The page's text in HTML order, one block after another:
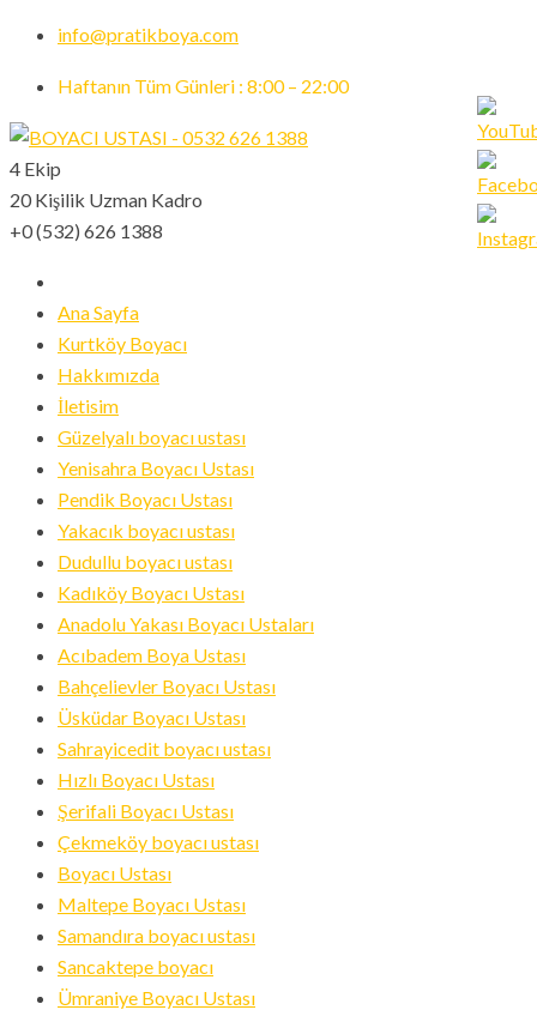
info@pratikboya.com
Haftanın Tüm Günleri : 8:00 – 22:00
4 Ekip
20 Kişilik Uzman Kadro
+0 (532) 626 1388
Ana Sayfa
Kurtköy Boyacı
Hakkımızda
İletisim
Güzelyalı boyacı ustası
Yenisahra Boyacı Ustası
Pendik Boyacı Ustası
Yakacık boyacı ustası
Dudullu boyacı ustası
Kadıköy Boyacı Ustası
Anadolu Yakası Boyacı Ustaları
Acıbadem Boya Ustası
Bahçelievler Boyacı Ustası
Üsküdar Boyacı Ustası
Sahrayicedit boyacı ustası
Hızlı Boyacı Ustası
Şerifali Boyacı Ustası
Çekmeköy boyacı ustası
Boyacı Ustası
Maltepe Boyacı Ustası
Samandıra boyacı ustası
Sancaktepe boyacı
Ümraniye Boyacı Ustası
Set